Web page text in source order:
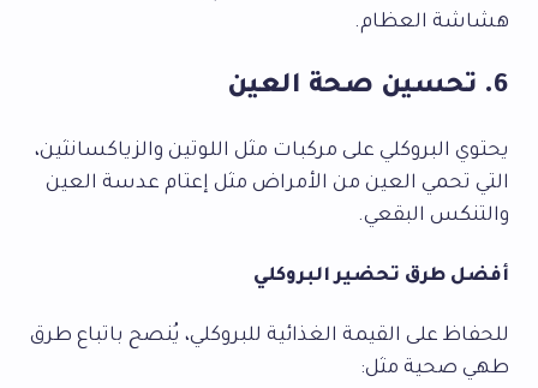
هشاشة العظام.
6. تحسين صحة العين
يحتوي البروكلي على مركبات مثل اللوتين والزياكسانثين،
التي تحمي العين من الأمراض مثل إعتام عدسة العين
والتنكس البقعي.
أفضل طرق تحضير البروكلي
للحفاظ على القيمة الغذائية للبروكلي، يُنصح باتباع طرق
طهي صحية مثل: